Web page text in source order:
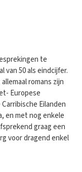
te
van 50 als eindcijfer.
romans zijn
Europese
Eilanden
en met nog enkele
graag een
voor dragend enkel